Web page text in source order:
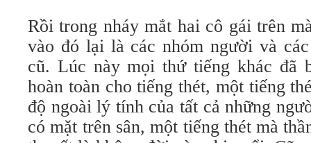
Rồi trong nháy mắt hai cô gái trên
vào đó lại là các nhóm người và
cũ. Lúc này mọi thứ tiếng khác đã
hoàn toàn cho tiếng thét, một tiếng
độ ngoài lý tính của tất cả những
có mặt trên sân, một tiếng thét mà